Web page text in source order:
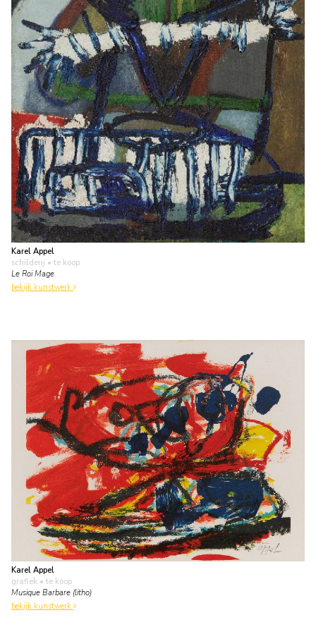
Karel Appel
schilderij • te koop
Le Roi Mage
bekijk kunstwerk
Karel Appel
grafiek • te koop
Musique Barbare (litho)
bekijk kunstwerk